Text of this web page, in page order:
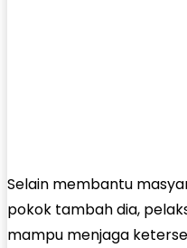
Selain membantu
pokok tambah dia,
mampu menjaga